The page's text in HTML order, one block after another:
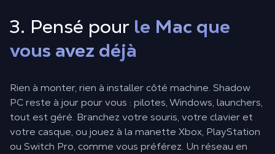
3. Pensé pour le Mac que
vous avez déjà
Rien à monter, rien à installer côté machine. Shadow
PC reste à jour pour vous : pilotes, Windows, launchers,
tout est géré. Branchez votre souris, votre clavier et
votre casque, ou jouez à la manette Xbox, PlayStation
ou Switch Pro, comme vous préférez. Un réseau en